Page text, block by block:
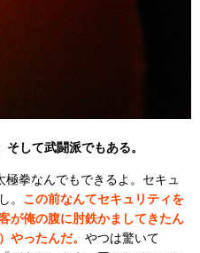
して武闘派でもある。
拳なんでもできるよ。セキュ
。 この前なんてセキュリティを
が俺の腹に肘鉄かましてきたん
やったんだ。 やつは驚いて